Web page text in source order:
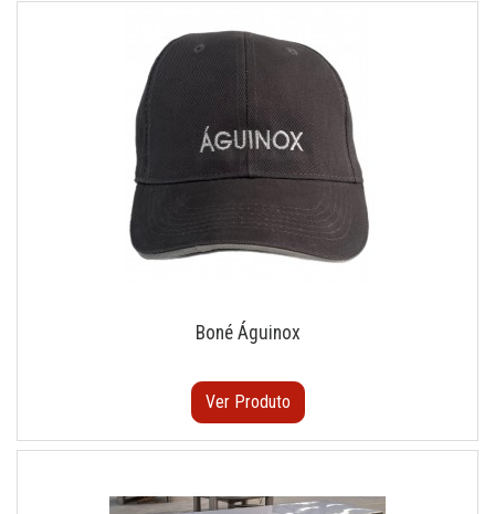
Boné Águinox
Ver Produto